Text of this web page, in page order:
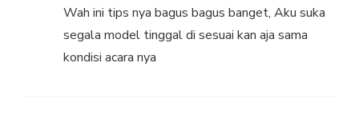
Wah ini tips nya bagus bagus banget, Aku suka
segala model tinggal di sesuai kan aja sama
kondisi acara nya